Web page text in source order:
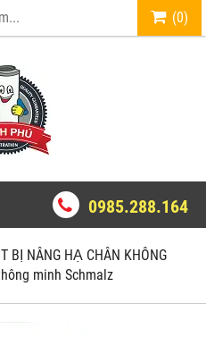
(0)
0985.288.164
BỊ NÂNG HẠ CHÂN KHÔNG
minh Schmalz